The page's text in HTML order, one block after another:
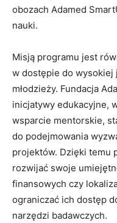
obozach Adamed
nauki.
Misją programu jest
w dostępie do wysokiej
młodzieży. Fundacja
inicjatywy edukacyjne,
wsparcie mentorskie,
do podejmowania
projektów. Dzięki temu
rozwijać swoje
finansowych czy
ograniczać ich dostęp
narzędzi badawczych.